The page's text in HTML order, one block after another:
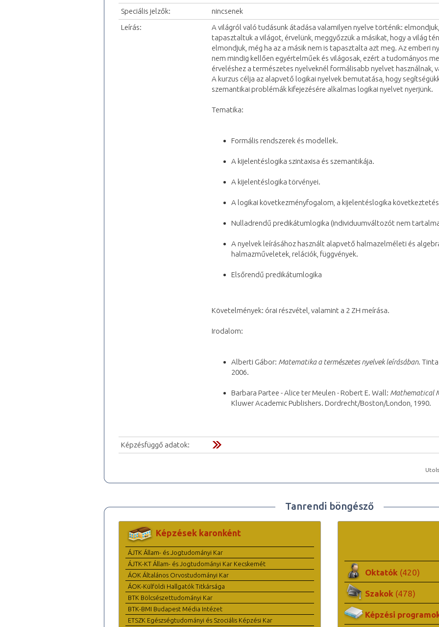
Speciális jelzők:
nincsenek
Leírás:
A világról való tudásunk átadása valamilyen nyelve történik:
tapasztaltuk a világot, érvelünk, meggyőzzük a másikat, hogy a világ
elmondjuk, még ha az a másik nem is tapasztalta azt meg. Az emberi
nem mindig kellően egyértelműek és világosak, ezért a tudományos
érveléshez a természetes nyelveknél formálisabb nyelvet használnak,
A kurzus célja az alapvető logikai nyelvek bemutatása, hogy
szemantikai problémák kifejezésére alkalmas logikai nyelvet nyerjünk.
Tematika:
Formális rendszerek és modellek.
A kijelentéslogika szintaxisa és szemantikája.
A kijelentéslogika törvényei.
A logikai következményfogalom, a kijelentéslogika
Nulladrendű predikátumlogika (individuumváltozót nem
A nyelvek leírásához használt alapvető halmazelméleti és
halmazműveletek, relációk, függvények.
Elsőrendű predikátumlogika
Követelmények: órai részvétel, valamint a 2 ZH meírása.
Irodalom:
Alberti Gábor: Matematika a természetes nyelvek leírásában.
2006.
Barbara Partee - Alice ter Meulen - Robert E. Wall: Mathematical
Kluwer Academic Publishers. Dordrecht/Boston/London, 1990.
Képzésfüggő adatok:
Tanrendi böngésző
Képzések karonként
ÁJTK Állam- és Jogtudományi Kar
ÁJTK-KT Állam- és Jogtudományi Kar Kecskemét
ÁOK Általános Orvostudományi Kar
ÁOK-Külföldi Hallgatók Titkársága
BTK Bölcsészettudományi Kar
BTK-BMI Budapest Média Intézet
ETSZK Egészségtudományi és Szociális Képzési Kar
Oktatók (420)
Szakok (478)
Képzési